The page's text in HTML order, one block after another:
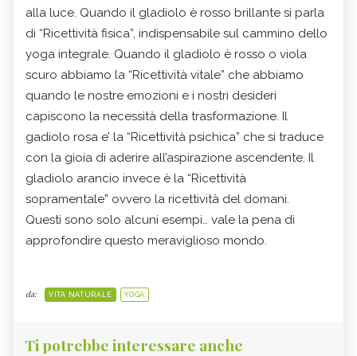
alla luce. Quando il gladiolo è rosso brillante si parla
di “Ricettività fisica”, indispensabile sul cammino dello
yoga integrale. Quando il gladiolo è rosso o viola
scuro abbiamo la “Ricettività vitale” che abbiamo
quando le nostre emozioni e i nostri desideri
capiscono la necessità della trasformazione. Il
gadiolo rosa e’ la “Ricettività psichica” che si traduce
con la gioia di aderire all’aspirazione ascendente. Il
gladiolo arancio invece è la “Ricettività
sopramentale” ovvero la ricettività del domani.
Questi sono solo alcuni esempi… vale la pena di
approfondire questo meraviglioso mondo.
da: VITA NATURALE YOGA
Ti potrebbe interessare anche